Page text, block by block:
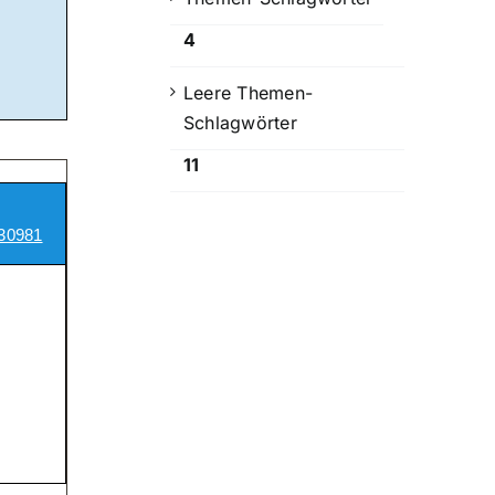
4
Leere Themen-
Schlagwörter
11